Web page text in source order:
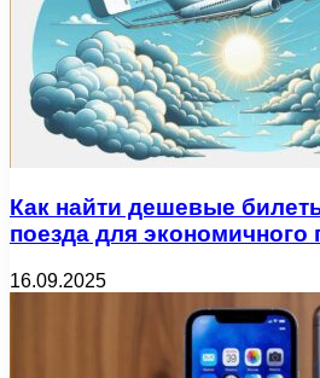
Как найти дешевые
поезда для экономичного
16.09.2025